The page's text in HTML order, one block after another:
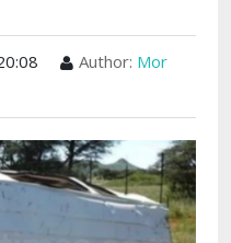
Author: Mor